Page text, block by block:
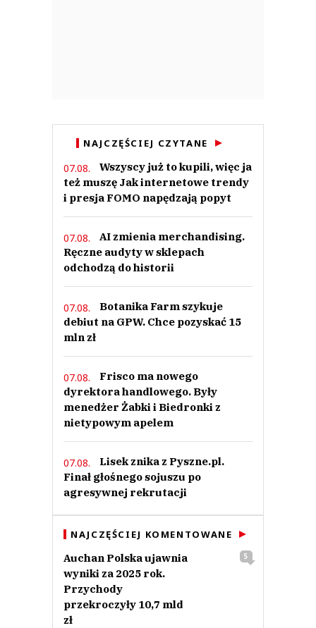
NAJCZĘŚCIEJ CZYTANE
07.08.
Wszyscy już to kupili, więc ja
też muszę Jak internetowe trendy
i presja FOMO napędzają popyt
07.08.
AI zmienia merchandising.
Ręczne audyty w sklepach
odchodzą do historii
07.08.
Botanika Farm szykuje
debiut na GPW. Chce pozyskać 15
mln zł
07.08.
Frisco ma nowego
dyrektora handlowego. Były
menedżer Żabki i Biedronki z
nietypowym apelem
07.08.
Lisek znika z Pyszne.pl.
Finał głośnego sojuszu po
agresywnej rekrutacji
NAJCZĘŚCIEJ KOMENTOWANE
Auchan Polska ujawnia
wyniki za 2025 rok.
Przychody
przekroczyły 10,7 mld
zł
5